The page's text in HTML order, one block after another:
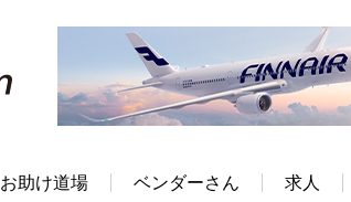
お助け道場 ベンダーさん 求人